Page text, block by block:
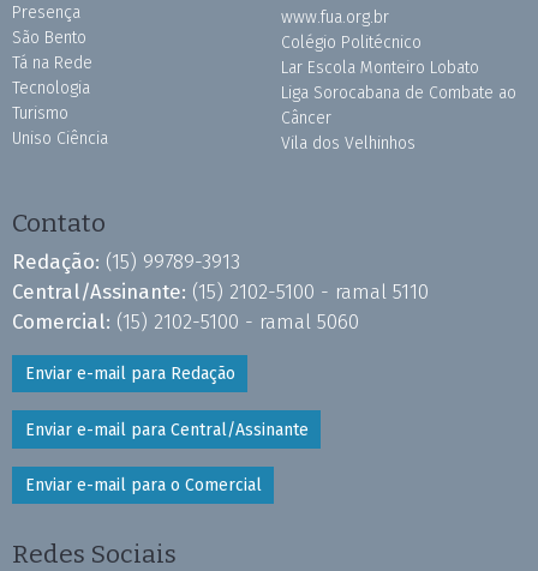
Presença
São Bento
Tá na Rede
Tecnologia
Turismo
Uniso Ciência
www.fua.org.br
Colégio Politécnico
Lar Escola Monteiro Lobato
Liga Sorocabana de Combate ao
Câncer
Vila dos Velhinhos
Contato
Redação: (15) 99789-3913
Central/Assinante: (15) 2102-5100 - ramal 5110
Comercial: (15) 2102-5100 - ramal 5060
Enviar e-mail para Redação
Enviar e-mail para Central/Assinante
Enviar e-mail para o Comercial
Redes Sociais